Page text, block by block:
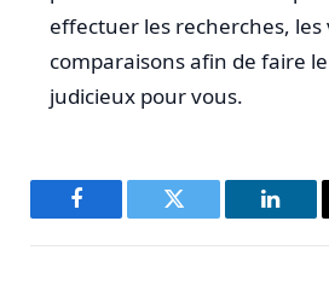
effectuer les recherches, les
comparaisons afin de faire
judicieux pour vous.
Facebook Twitter